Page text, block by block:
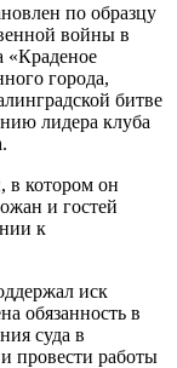
по образцу
войны в
«Краденое
города,
битве
лидера клуба
в котором он
и гостей
к
иск
обязанность в
суда в
провести работы